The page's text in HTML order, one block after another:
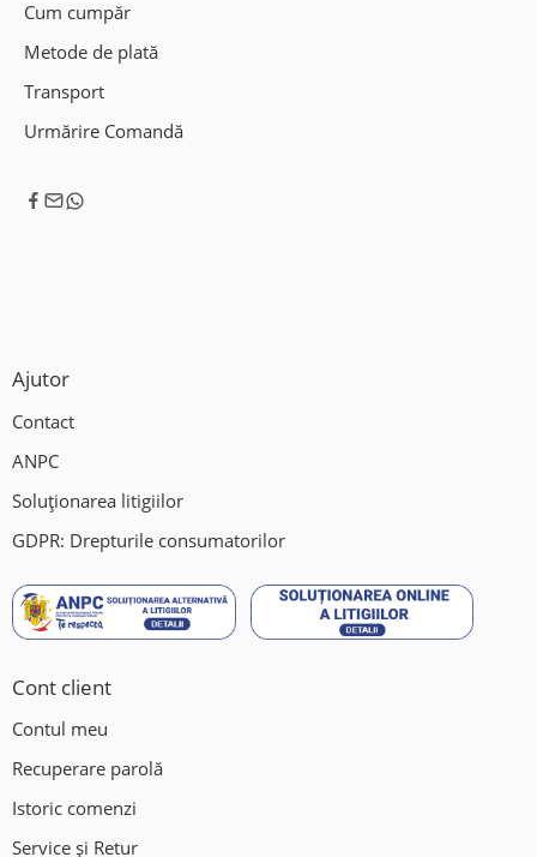
Cum cumpăr
Metode de plată
Transport
Urmărire Comandă
Ajutor
Contact
ANPC
Soluționarea litigiilor
GDPR: Drepturile consumatorilor
Cont client
Contul meu
Recuperare parolă
Istoric comenzi
Service și Retur